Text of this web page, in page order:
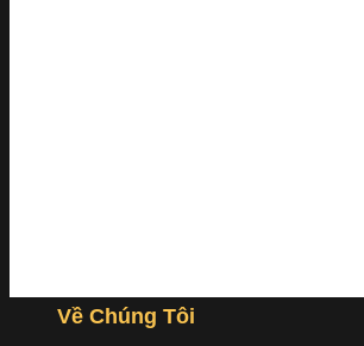
Về Chúng Tôi